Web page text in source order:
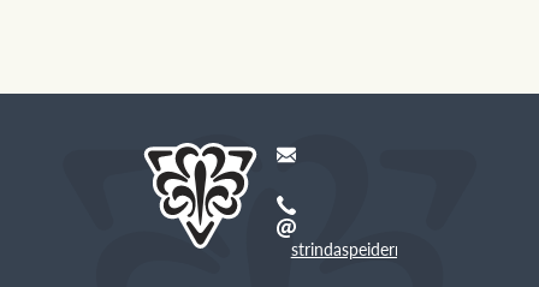
strindaspeiderne@gmail.com